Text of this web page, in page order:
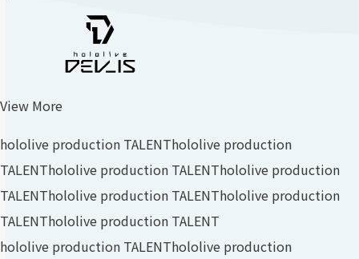
View More
hololive production TALENThololive production
TALENThololive production TALENThololive production
TALENThololive production TALENThololive production
TALENThololive production TALENT
hololive production TALENThololive production